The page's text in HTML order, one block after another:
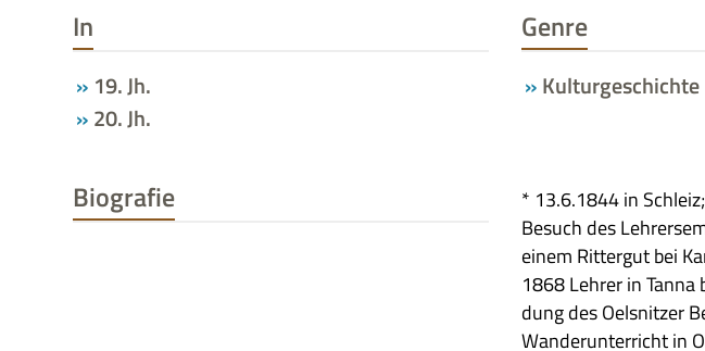
In
19. Jh.
20. Jh.
Genre
Kulturgeschichte
Biografie
* 13.6.1844 in
Besuch des
einem Rit­ter­gut bei
1868 Leh­rer in
dung des Oelsnit­zer
Wan­der­un­ter­richt in